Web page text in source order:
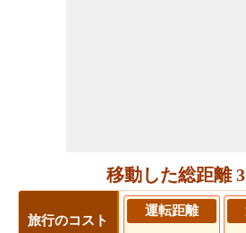
移動した総距離
旅行のコスト
運転距離